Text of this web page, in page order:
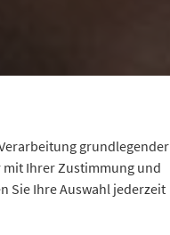
grundlegender
mit Ihrer Zustimmung und
Sie Ihre Auswahl jederzeit